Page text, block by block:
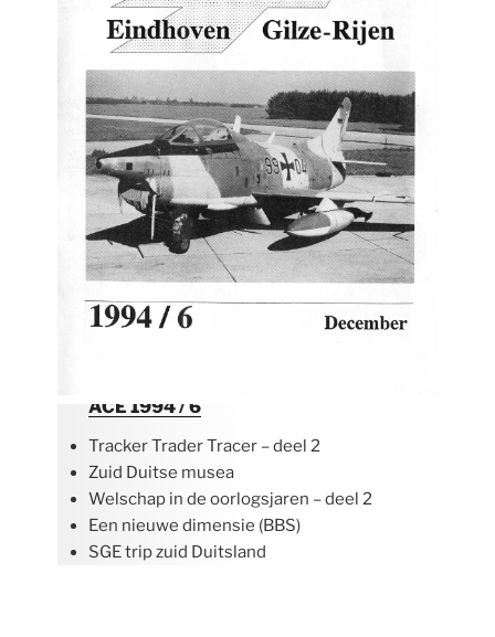
ACE 1994 / 6
Tracker Trader Tracer – deel 2
Zuid Duitse musea
Welschap in de oorlogsjaren – deel 2
Een nieuwe dimensie (BBS)
SGE trip zuid Duitsland